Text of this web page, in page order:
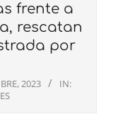
frente a
rescatan
por
2023
IN: